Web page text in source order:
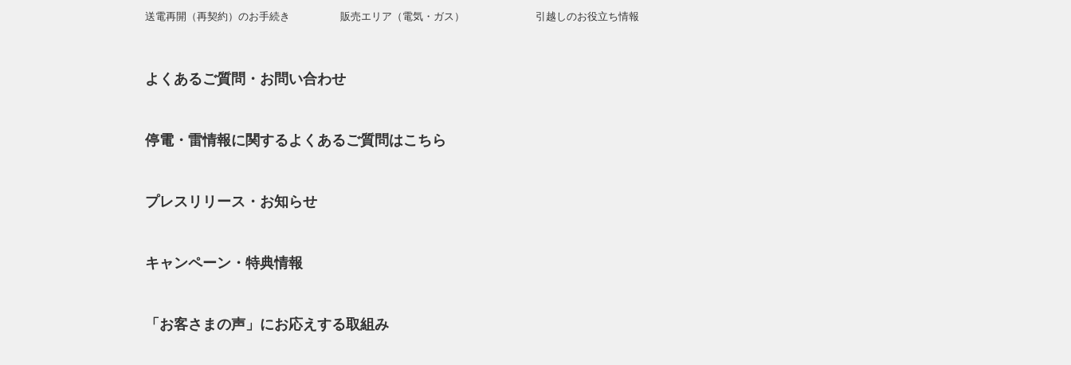
送電再開（再契約）のお手続き 販売エリア（電気・ガス） 引越しのお役立ち情報
よくあるご質問・お問い合わせ
停電・雷情報に関するよくあるご質問はこちら
プレスリリース・お知らせ
キャンペーン・特典情報
「お客さまの声」にお応えする取組み